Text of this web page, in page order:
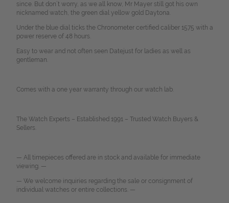
since. But don`t worry, as we all know, Mr Mayer still got his own
nicknamed watch, the green dial yellow gold Daytona.
Under the blue dial ticks the Chronometer certified caliber 1575 with a
power reserve of 48 hours.
Easy to wear and not often seen Datejust for ladies as well as
gentleman.
Comes with a one year warranty through our watch lab.
The Watch Experts – Established 1991 – Trusted Watch Buyers &
Sellers.
— All timepieces offered are in stock and available for immediate
viewing. —
— We welcome inquiries regarding the sale or consignment of
individual watches or entire collections. —